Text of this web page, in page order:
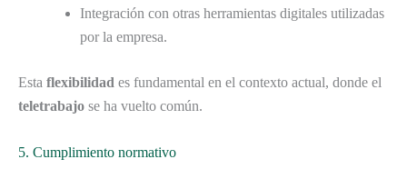
Integración con otras herramientas digitales utilizadas
por la empresa.
Esta flexibilidad es fundamental en el contexto actual, donde el
teletrabajo se ha vuelto común.
5. Cumplimiento normativo